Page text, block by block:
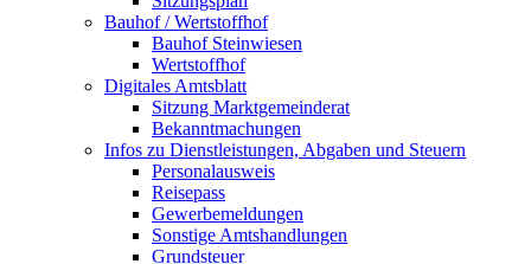
Bauhof / Wertstoffhof
Bauhof Steinwiesen
Wertstoffhof
Digitales Amtsblatt
Sitzung Marktgemeinderat
Bekanntmachungen
Infos zu Dienstleistungen, Abgaben und Steuern
Personalausweis
Reisepass
Gewerbemeldungen
Sonstige Amtshandlungen
Grundsteuer